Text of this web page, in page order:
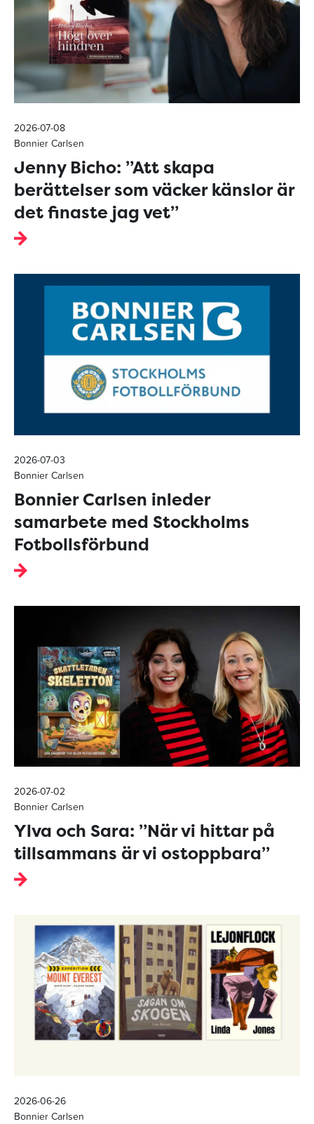
2026-07-08
Bonnier Carlsen
Jenny Bicho: ”Att skapa
berättelser som väcker känslor är
det finaste jag vet”
2026-07-03
Bonnier Carlsen
Bonnier Carlsen inleder
samarbete med Stockholms
Fotbollsförbund
2026-07-02
Bonnier Carlsen
Ylva och Sara: ”När vi hittar på
tillsammans är vi ostoppbara”
2026-06-26
Bonnier Carlsen